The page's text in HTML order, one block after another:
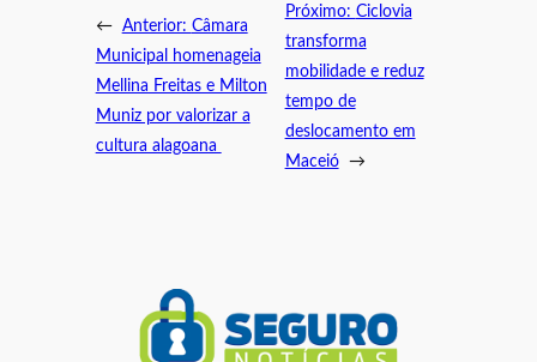
← Anterior: Câmara
Municipal homenageia
Mellina Freitas e Milton
Muniz por valorizar a
cultura alagoana
Próximo: Ciclovia
transforma
mobilidade e reduz
tempo de
deslocamento em
Maceió →